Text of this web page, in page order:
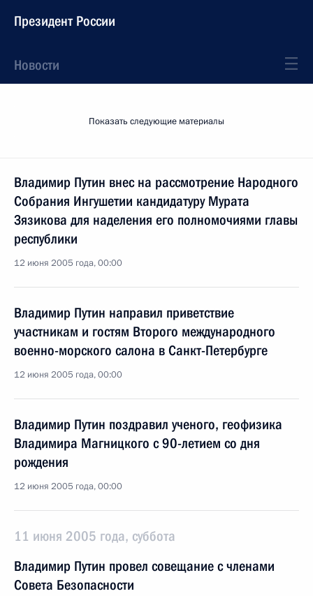
Президент России
Новости
Показать следующие материалы
Владимир Путин внес на рассмотрение Народного
Собрания Ингушетии кандидатуру Мурата
Зязикова для наделения его полномочиями главы
республики
12 июня 2005 года, 00:00
Владимир Путин направил приветствие
участникам и гостям Второго международного
военно-морского салона в Санкт-Петербурге
12 июня 2005 года, 00:00
Владимир Путин поздравил ученого, геофизика
Владимира Магницкого с 90-летием со дня
рождения
12 июня 2005 года, 00:00
11 июня 2005 года, суббота
Владимир Путин провел совещание с членами
Совета Безопасности